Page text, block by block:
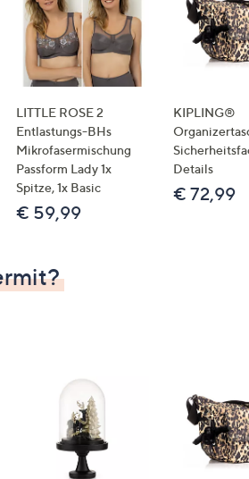
LITTLE ROSE 2
Entlastungs-BHs
Mikrofasermischung
Passform Lady 1x
Spitze, 1x Basic
€ 59,99
KIPLING®
Details
€ 72,99